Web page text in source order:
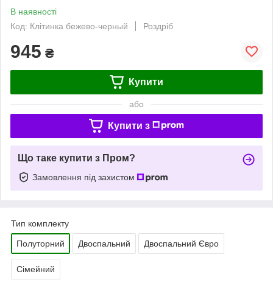
В наявності
Код: Клітинка бежево-черный
Роздріб
945 ₴
Купити
або
Купити з
Що таке купити з Пром?
Замовлення під захистом
Тип комплекту
Полуторний Двоспальний Двоспальний Євро
Сімейний